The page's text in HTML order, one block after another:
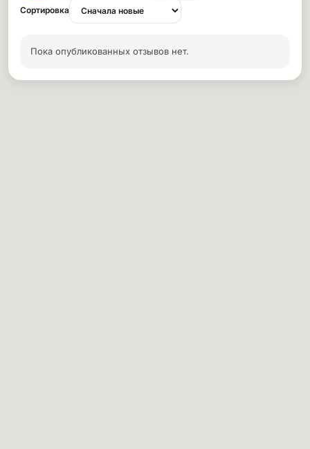
Сортировка
Пока опубликованных отзывов нет.